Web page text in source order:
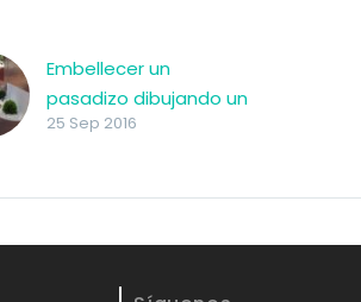
Embellecer un
pasadizo dibujando un
camino con piedras
25 Sep 2016